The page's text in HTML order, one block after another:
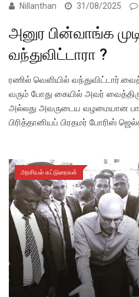
Nillanthan 31/08/2025
அனுர பின்வாங்க
வந்துவிட்டாரா ?
ரணில் வெளியில்
வரும் போது கையில் அவர்
அல்லது அவருடைய வழமையான
பிரித்தானியப் பிரதமர் போரிஸ்
அரசியல் கட்டுரைகள்